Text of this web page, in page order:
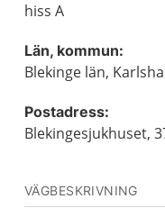
hiss A
Län, kommun:
Blekinge län,
Postadress:
Blekingesjukhuset,
VÄGBESKRIVNING